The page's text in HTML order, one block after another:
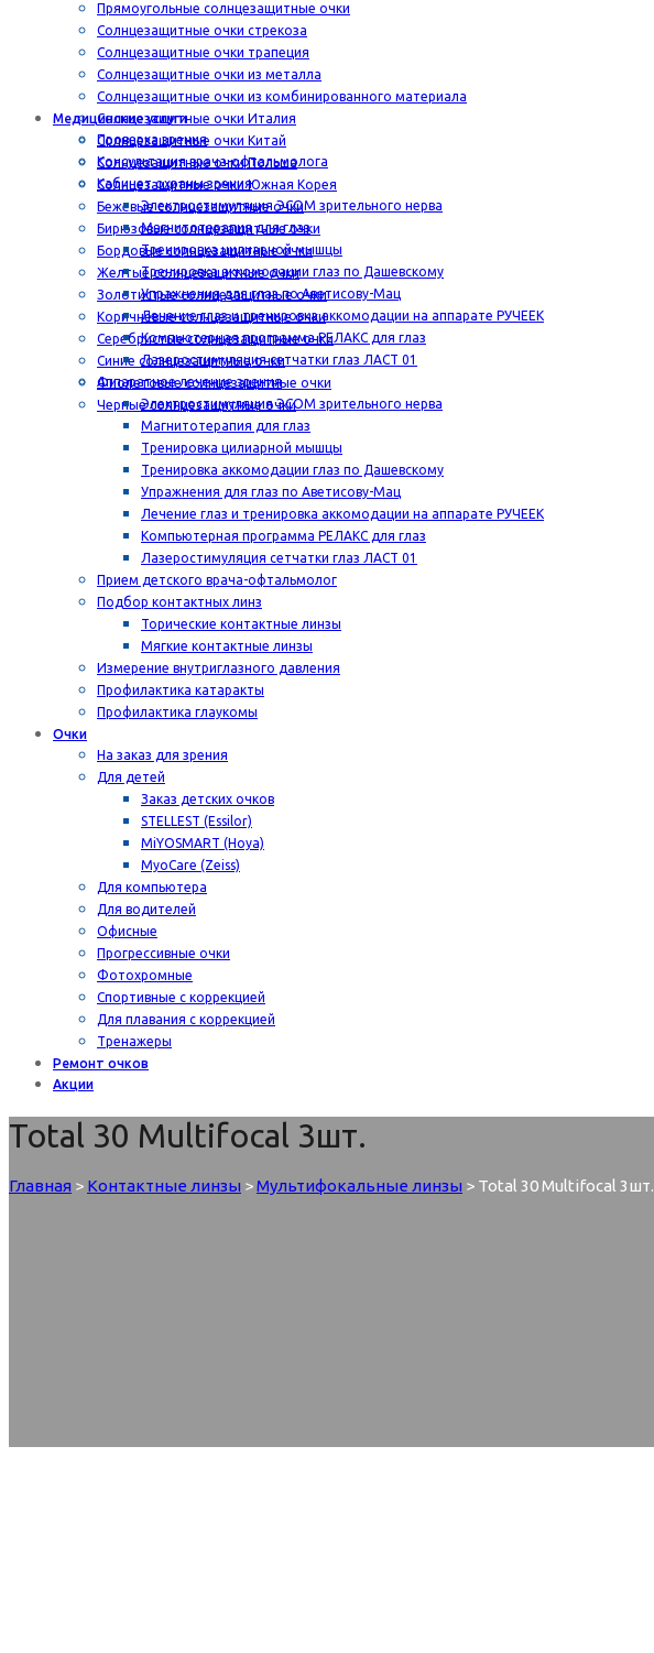
Прямоугольные солнцезащитные очки
Солнцезащитные очки стрекоза
Солнцезащитные очки трапеция
Солнцезащитные очки из металла
Солнцезащитные очки из комбинированного материала
Солнцезащитные очки Италия
Солнцезащитные очки Китай
Солнцезащитные очки Польша
Солнцезащитные очки Южная Корея
Бежевые солнцезащитные очки
Бирюзовые солнцезащитные очки
Бордовые солнцезащитные очки
Желтые солнцезащитные очки
Золотистые солнцезащитные очки
Коричневые солнцезащитные очки
Серебристые солнцезащитные очки
Синие солнцезащитные очки
Фиолетовые солнцезащитные очки
Черные солнцезащитные очки
Медицинские услуги
Проверка зрения
Консультация врача-офтальмолога
Кабинет охраны зрения
Электростимуляция ЭСОМ зрительного нерва
Магнитотерапия для глаз
Тренировка цилиарной мышцы
Тренировка аккомодации глаз по Дашевскому
Упражнения для глаз по Аветисову-Мац
Лечение глаз и тренировка аккомодации на аппарате РУЧЕЕК
Компьютерная программа РЕЛАКС для глаз
Лазеростимуляция сетчатки глаз ЛАСТ 01
Аппаратное лечение зрения
Электростимуляция ЭСОМ зрительного нерва
Магнитотерапия для глаз
Тренировка цилиарной мышцы
Тренировка аккомодации глаз по Дашевскому
Упражнения для глаз по Аветисову-Мац
Лечение глаз и тренировка аккомодации на аппарате РУЧЕЕК
Компьютерная программа РЕЛАКС для глаз
Лазеростимуляция сетчатки глаз ЛАСТ 01
Прием детского врача-офтальмолог
Подбор контактных линз
Торические контактные линзы
Мягкие контактные линзы
Измерение внутриглазного давления
Профилактика катаракты
Профилактика глаукомы
Очки
На заказ для зрения
Для детей
Заказ детских очков
STELLEST (Essilor)
MiYOSMART (Hoya)
MyoCare (Zeiss)
Для компьютера
Для водителей
Офисные
Прогрессивные очки
Фотохромные
Спортивные с коррекцией
Для плавания с коррекцией
Тренажеры
Ремонт очков
Акции
Total 30 Multifocal 3шт.
Главная > Контактные линзы >Мультифокальные линзы > Total 30 Multifocal 3шт.